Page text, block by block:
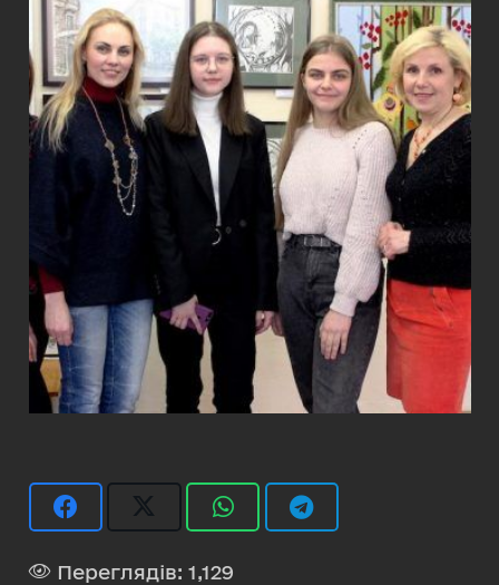
Переглядів:1,129